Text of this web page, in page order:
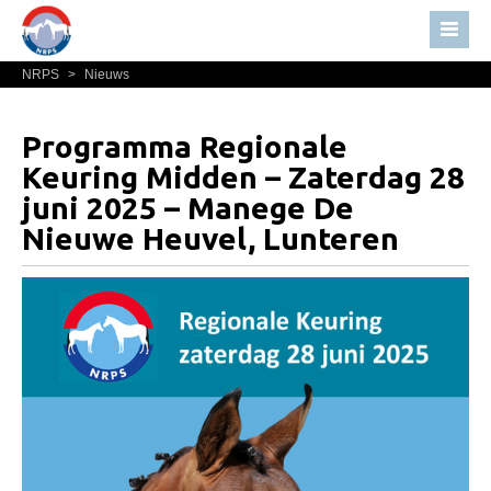
Home
Over NRPS
Bestuur NRPS
Lidmaatschap NRPS
Informatie
Lid worden
Statuten en reglementen
Privacyverklaring
Paardenpaspoort aanvragen
NRPS > Nieuws
Programma Regionale
Keuring Midden – Zaterdag 28
juni 2025 – Manege De
Nieuwe Heuvel, Lunteren